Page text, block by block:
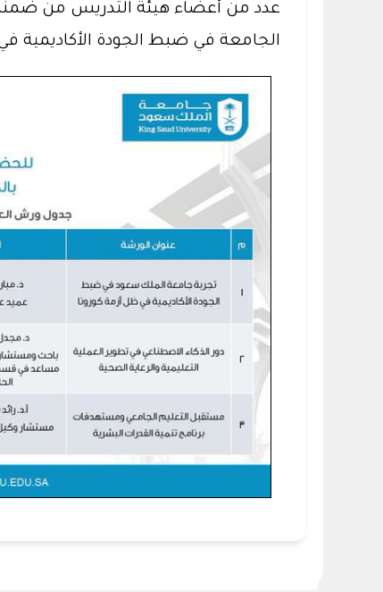
عدد من أعضاء هيئة التدريس من
الجامعة في ضبط الجودة الأكاديمية